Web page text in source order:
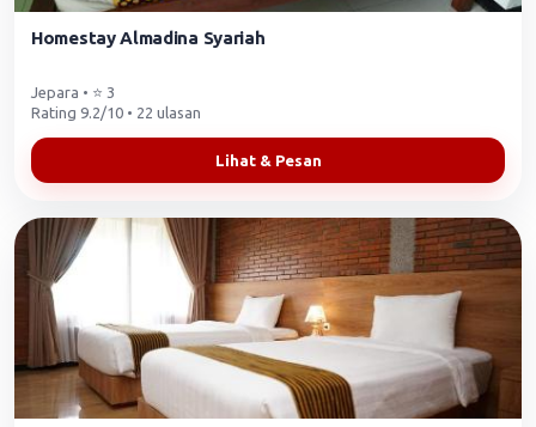
Homestay Almadina Syariah
Jepara • ⭐ 3
Rating 9.2/10 • 22 ulasan
Lihat & Pesan